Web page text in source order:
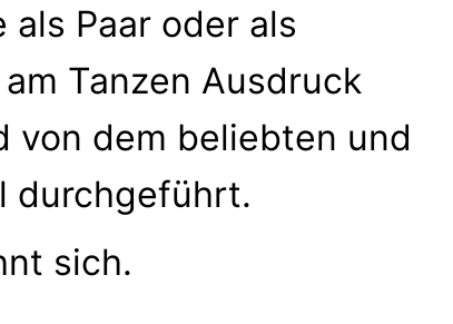
als Paar oder als
Tanzen Ausdruck
von dem beliebten und
durchgeführt.
sich.